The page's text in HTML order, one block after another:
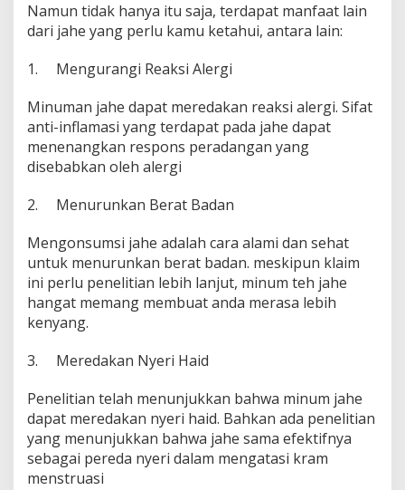
Namun tidak hanya itu saja, terdapat manfaat lain
dari jahe yang perlu kamu ketahui, antara lain:
1. Mengurangi Reaksi Alergi
Minuman jahe dapat meredakan reaksi alergi. Sifat
anti-inflamasi yang terdapat pada jahe dapat
menenangkan respons peradangan yang
disebabkan oleh alergi
2. Menurunkan Berat Badan
Mengonsumsi jahe adalah cara alami dan sehat
untuk menurunkan berat badan. meskipun klaim
ini perlu penelitian lebih lanjut, minum teh jahe
hangat memang membuat anda merasa lebih
kenyang.
3. Meredakan Nyeri Haid
Penelitian telah menunjukkan bahwa minum jahe
dapat meredakan nyeri haid. Bahkan ada penelitian
yang menunjukkan bahwa jahe sama efektifnya
sebagai pereda nyeri dalam mengatasi kram
menstruasi